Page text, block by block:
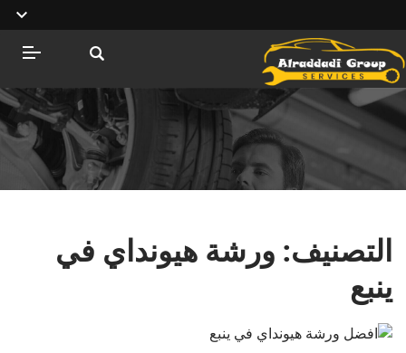
التصنيف: ورشة هيونداي في
ينبع